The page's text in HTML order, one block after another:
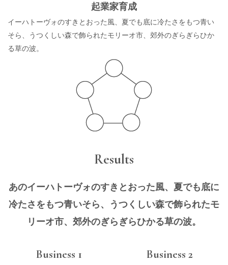
起業家育成
イーハトーヴォのすきとおった風、夏でも底に冷たさをもつ青い
そら、うつくしい森で飾られたモリーオ市、郊外のぎらぎらひか
る草の波。
Results
あのイーハトーヴォのすきとおった風、夏でも底に
冷たさをもつ青いそら、うつくしい森で飾られたモ
リーオ市、郊外のぎらぎらひかる草の波。
Business 1 Business 2